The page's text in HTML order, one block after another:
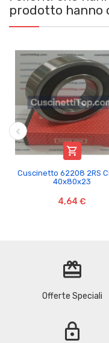
prodotto hanno

Cuscinetto 62208 2RS
40x80x23
4,64 €
redeem
Offerte Speciali
lock